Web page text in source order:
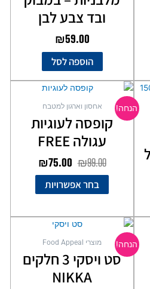
ובד צבע לבן
₪59.00
הוספה לסל
הנחה! אחסון וארגון למטבח
קופסה לעוגיות
עגולה FREE
₪99.00
המחיר
המקורי
היה:
₪99.00.
₪75.00
₪75.00.
בחר אפשרויות
מספר
את
המוצר
הנחה! מוצרי Food Appeal
סט ויסקי 3 חלקים
NIKKA
המחיר
המקורי
היה:
₪99.00.
₪69.00.